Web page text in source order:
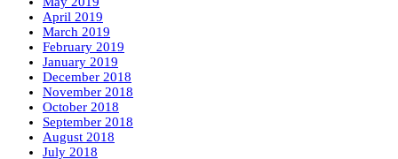
April 2019
March 2019
February 2019
January 2019
December 2018
November 2018
October 2018
September 2018
August 2018
July 2018